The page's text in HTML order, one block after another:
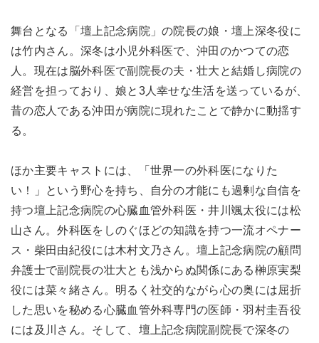
舞台となる「壇上記念病院」の院長の娘・壇上深冬役に
は竹内さん。深冬は小児外科医で、沖田のかつての恋
人。現在は脳外科医で副院長の夫・壮大と結婚し病院の
経営を担っており、娘と3人幸せな生活を送っているが、
昔の恋人である沖田が病院に現れたことで静かに動揺す
る。
ほか主要キャストには、「世界一の外科医になりた
い！」という野心を持ち、自分の才能にも過剰な自信を
持つ壇上記念病院の心臓血管外科医・井川颯太役には松
山さん。外科医をしのぐほどの知識を持つ一流オペナー
ス・柴田由紀役には木村文乃さん。壇上記念病院の顧問
弁護士で副院長の壮大とも浅からぬ関係にある榊原実梨
役には菜々緒さん。明るく社交的ながら心の奥には屈折
した思いを秘める心臓血管外科専門の医師・羽村圭吾役
には及川さん。そして、壇上記念病院副院長で深冬の